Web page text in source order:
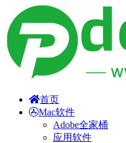
首页
Mac软件
Adobe全家桶
应用软件